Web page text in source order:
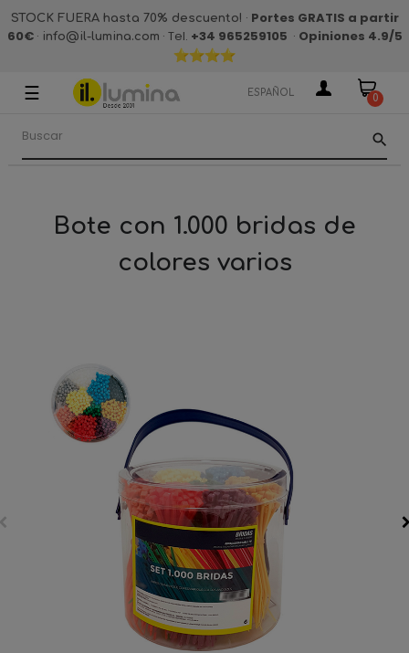
STOCK FUERA hasta 70% descuento! · Portes GRATIS a partir
60€· info@il-lumina.com · Tel. +34 965259105 · Opiniones 4.9/5
Navegación
palanca
☰ ESPAÑOL 0
search
Bote con 1.000 bridas de
colores varios